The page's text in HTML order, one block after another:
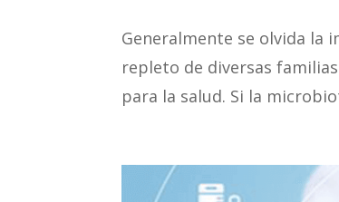
Generalmente se olvida la
repleto de diversas
para la salud. Si la